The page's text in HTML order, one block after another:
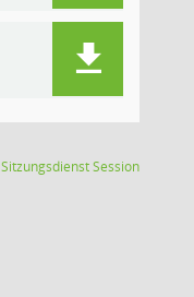
SitzungsdienstSession(Wird in